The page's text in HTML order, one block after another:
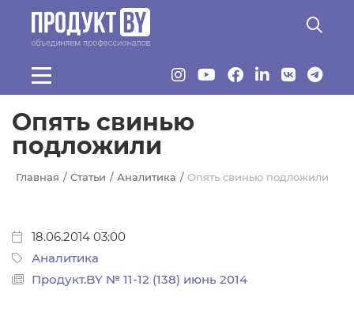
Перейти к основному содержанию
Опять свинью
подложили
Главная Статьи Аналитика Опять свинью подложили
18.06.2014 03:00
Аналитика
Продукт.BY № 11-12 (138) июнь 2014